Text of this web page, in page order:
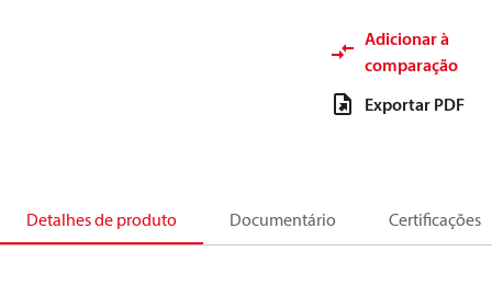
Adicionar à
comparação
Exportar PDF
Detalhes de produto Documentário Certificações